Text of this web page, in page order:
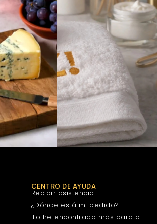
CENTRO DE AYUDA
Recibir asistencia
¿Dónde está mi pedido?
¡Lo he encontrado más barato!